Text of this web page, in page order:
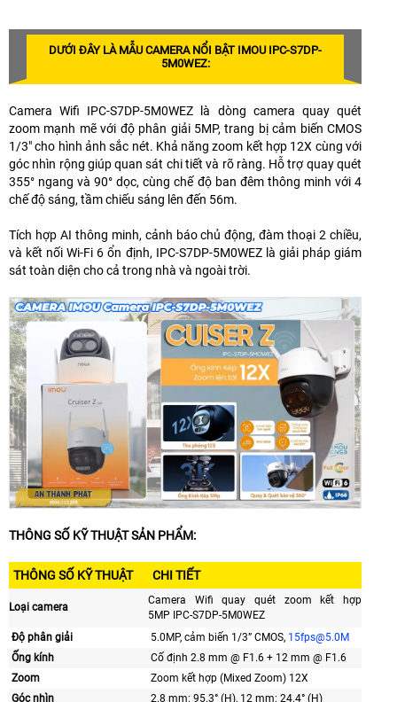
DƯỚI ĐÂY LÀ MẪU CAMERA NỔI BẬT IMOU IPC-S7DP-
5M0WEZ:
Camera Wifi IPC-S7DP-5M0WEZ là dòng camera quay quét
zoom mạnh mẽ với độ phân giải 5MP, trang bị cảm biến CMOS
1/3" cho hình ảnh sắc nét. Khả năng zoom kết hợp 12X cùng với
góc nhìn rộng giúp quan sát chi tiết và rõ ràng. Hỗ trợ quay quét
355° ngang và 90° dọc, cùng chế độ ban đêm thông minh với 4
chế độ sáng, tầm chiếu sáng lên đến 56m.
Tích hợp AI thông minh, cảnh báo chủ động, đàm thoại 2 chiều,
và kết nối Wi-Fi 6 ổn định, IPC-S7DP-5M0WEZ là giải pháp giám
sát toàn diện cho cả trong nhà và ngoài trời.
THÔNG SỐ KỸ THUẬT SẢN PHẨM:
THÔNG SỐ KỸ THUẬT CHI TIẾT
Loại camera
Camera Wifi quay quét zoom kết hợp
5MP IPC-S7DP-5M0WEZ
Độ phân giải
5.0MP, cảm biến 1/3” CMOS, 15fps@5.0M
Ống kính
Cố định 2.8 mm @ F1.6 + 12 mm @ F1.6
Zoom
Zoom kết hợp (Mixed Zoom) 12X
Góc nhìn
2.8 mm: 95.3° (H), 12 mm: 24.4° (H)